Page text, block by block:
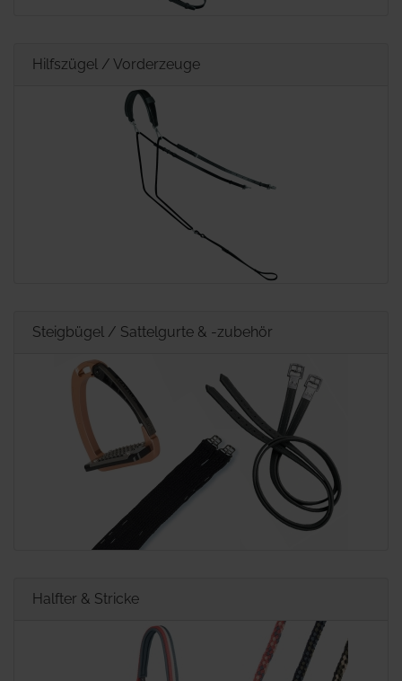
Hilfszügel / Vorderzeuge
Steigbügel / Sattelgurte & -zubehör
Halfter & Stricke